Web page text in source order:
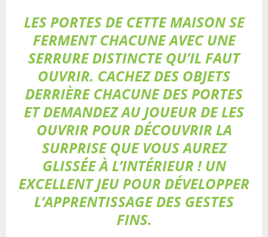
LES PORTES DE CETTE MAISON SE
FERMENT CHACUNE AVEC UNE
SERRURE DISTINCTE QU’IL FAUT
OUVRIR. CACHEZ DES OBJETS
DERRIÈRE CHACUNE DES PORTES
ET DEMANDEZ AU JOUEUR DE LES
OUVRIR POUR DÉCOUVRIR LA
SURPRISE QUE VOUS AUREZ
GLISSÉE À L’INTÉRIEUR ! UN
EXCELLENT JEU POUR DÉVELOPPER
L’APPRENTISSAGE DES GESTES
FINS.